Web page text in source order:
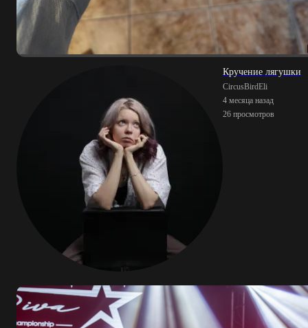
Кручение лягушки
CircusBirdEli
4 месяца назад
26 просмотров